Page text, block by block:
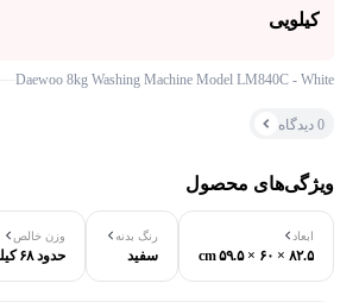
کیلویی
Daewoo 8kg Washing Machine Model LM840C - White
0 دیدگاه
ویژگی‌های محصول
ابعاد
۸۲.۵ × ۶۰ × ۵۹.۵ cm
رنگ بدنه
سفید
وزن خالص
حدود ۶۸ کیلوگرم